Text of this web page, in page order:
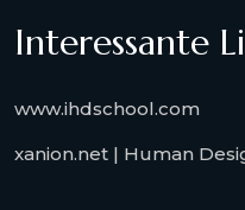
Interessante
www.ihdschool.com
xanion.net | Human